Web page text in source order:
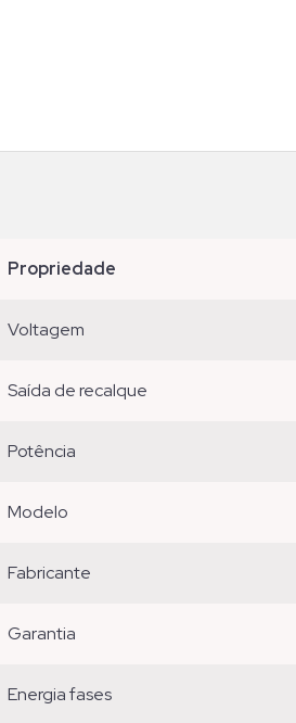
propriedade
voltagem
saída de recalque
potência
modelo
fabricante
garantia
energia fases